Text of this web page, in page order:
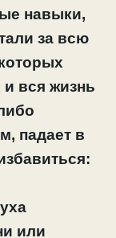
навыки,
за всю
и вся жизнь
падает в
или